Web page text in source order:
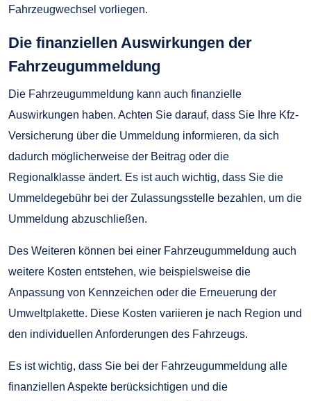
Fahrzeugwechsel vorliegen.
Die finanziellen Auswirkungen der
Fahrzeugummeldung
Die Fahrzeugummeldung kann auch finanzielle
Auswirkungen haben. Achten Sie darauf, dass Sie Ihre Kfz-
Versicherung über die Ummeldung informieren, da sich
dadurch möglicherweise der Beitrag oder die
Regionalklasse ändert. Es ist auch wichtig, dass Sie die
Ummeldegebühr bei der Zulassungsstelle bezahlen, um die
Ummeldung abzuschließen.
Des Weiteren können bei einer Fahrzeugummeldung auch
weitere Kosten entstehen, wie beispielsweise die
Anpassung von Kennzeichen oder die Erneuerung der
Umweltplakette. Diese Kosten variieren je nach Region und
den individuellen Anforderungen des Fahrzeugs.
Es ist wichtig, dass Sie bei der Fahrzeugummeldung alle
finanziellen Aspekte berücksichtigen und die